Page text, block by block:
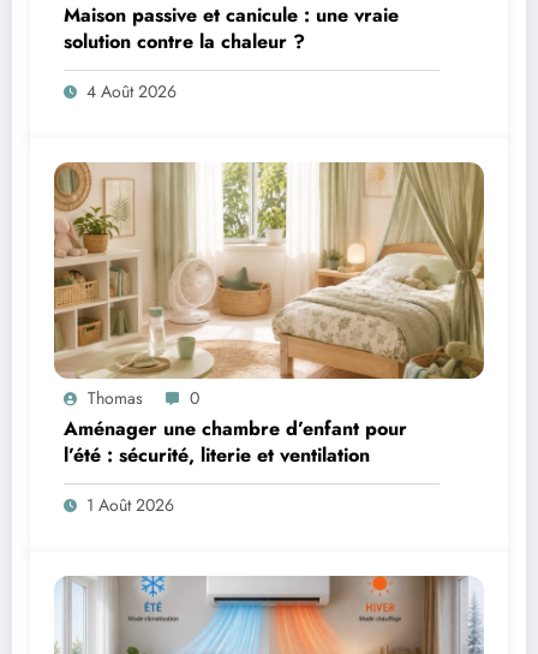
Maison passive et canicule : une vraie
solution contre la chaleur ?
4 Août 2026
Thomas 0
Aménager une chambre d’enfant pour
l’été : sécurité, literie et ventilation
1 Août 2026